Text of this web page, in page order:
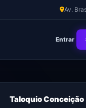
Av.
Entrar
Taloquio Conceição